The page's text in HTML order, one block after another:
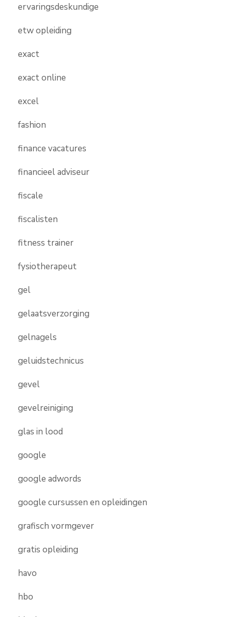
ervaringsdeskundige
etw opleiding
exact
exact online
excel
fashion
finance vacatures
financieel adviseur
fiscale
fiscalisten
fitness trainer
fysiotherapeut
gel
gelaatsverzorging
gelnagels
geluidstechnicus
gevel
gevelreiniging
glas in lood
google
google adwords
google cursussen en opleidingen
grafisch vormgever
gratis opleiding
havo
hbo